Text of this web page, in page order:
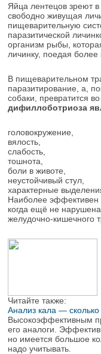
Яйца лентецов зреют
свободно живущая
пищеварительную
паразитической
организм рыбы,
личинку, поедая
В пищеварительном
паразитирование, а,
собаки, превратится
дифиллоботриоза
головокружение,
вялость,
слабость,
тошнота,
боли в животе,
неустойчивый стул,
характерные
Наиболее эффективен
когда ещё не
желудочно-кишечного
Читайте также:
Анализ кала — сколько
Высокоэффективным
его аналоги.
но имеется большое
надо учитывать.